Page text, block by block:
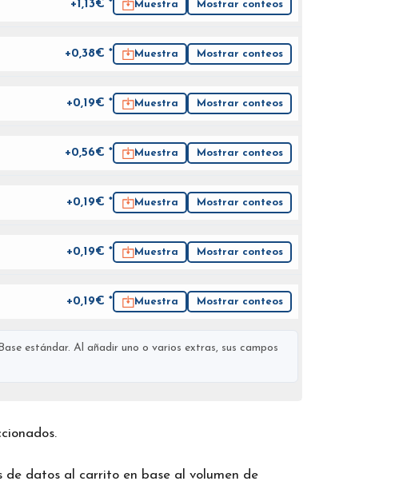
+1,13€ * Muestra Mostrar conteos
+0,38€ * Muestra Mostrar conteos
+0,19€ * Muestra Mostrar conteos
+0,56€ * Muestra Mostrar conteos
+0,19€ * Muestra Mostrar conteos
+0,19€ * Muestra Mostrar conteos
+0,19€ * Muestra Mostrar conteos
estándar. Al añadir uno o varios extras, sus campos
datos al carrito en base al volumen de